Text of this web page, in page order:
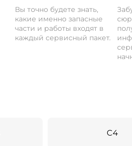
Вы точно будете знать,
какие именно запасные
части и работы входят в
каждый сервисный пакет.
C4